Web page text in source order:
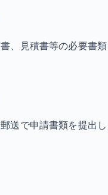
、見積書等の必要書
送で申請書類を提出し